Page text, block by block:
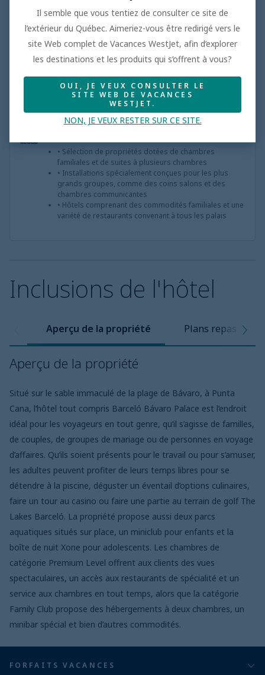
Famille
Les hôtels familiaux les mieux cotés, où les clients
reviennent à coup sûr
Une multitude d’activités interactives offertes dans le
Une variété de plats pour plaire aux plus fines bouches
• Sélection de propriétés dotées de chambres
familiales et de suites à plusieurs chambres
• Installations spécialement conçues pour les plus
grands groupes, comme des coins salons et des
chambres communicantes
• Hôtels comprenant des commodités familiales et une
variété de restaurants convenant à tous les palais
Inclusions de l'hôtel
Aperçu de la propriété Plans repas
Aperçu de la propriété
Situé sur le sable immaculé de la plage de Bávaro, à Punta
Cana, l’hôtel tout compris Barceló Bávaro Palace est l’endroit
idéal pour les voyageurs en tout genre, qu’il s’agisse de familles,
de couples, de groupes de mariage ou de personnes en voyage
d’affaires. Qu’ils soient présents pour le travail ou pour s’amuser,
les adultes peuvent profiter de leurs temps libres pour se
détendre à la piscine, déguster un éventail d’options culinaires,
faire un tour au casino ou faire une partie au terrain de golf The
Lakes Barceló. La propriété propose aussi deux parcs
aquatiques situés sur place, un miniclub pour enfants et la
boîte de nuit Xone pour adolescents. Les chambres de
catégorie Premium Level offrent aux clients des vues
spectaculaires, un accès aux restaurants de spécialité et un
service aux chambres en tout temps, alors que la catégorie
Family Club propose des hébergements à deux chambres, un
minibar spécial et bien d’autres commodités.
FORFAITS VACANCES
Il semble que vous tentiez de consulter ce site de
l’extérieur du Québec. Aimeriez-vous être redirigé vers le
site Web complet de Vacances WestJet, afin d’explorer
les destinations et les produits qui s’offrent à vous?
OUI, JE VEUX CONSULTER LE
SITE WEB DE VACANCES
WESTJET.
NON, JE VEUX RESTER SUR CE SITE.